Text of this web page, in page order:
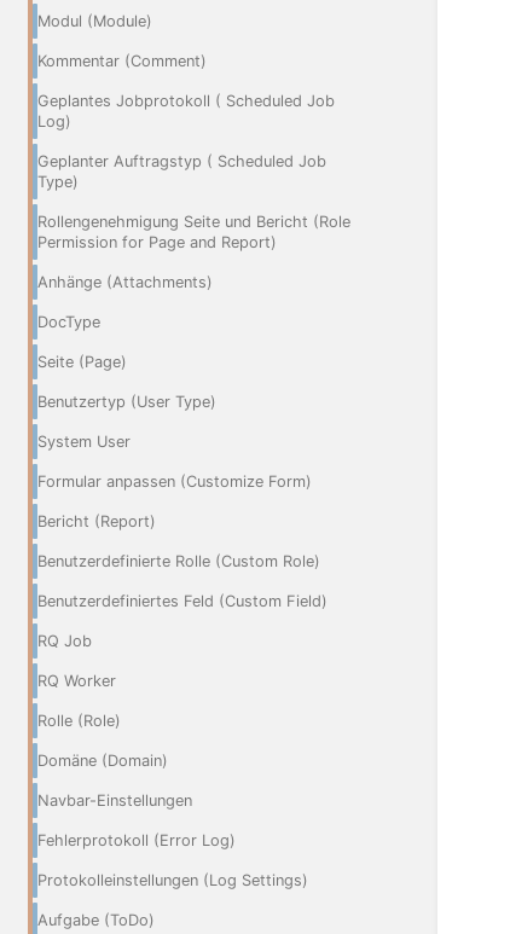
Modul (Module)
Kommentar (Comment)
Geplantes Jobprotokoll ( Scheduled Job
Log)
Geplanter Auftragstyp ( Scheduled Job
Type)
Rollengenehmigung Seite und Bericht (Role
Permission for Page and Report)
Anhänge (Attachments)
DocType
Seite (Page)
Benutzertyp (User Type)
System User
Formular anpassen (Customize Form)
Bericht (Report)
Benutzerdefinierte Rolle (Custom Role)
Benutzerdefiniertes Feld (Custom Field)
RQ Job
RQ Worker
Rolle (Role)
Domäne (Domain)
Navbar-Einstellungen
Fehlerprotokoll (Error Log)
Protokolleinstellungen (Log Settings)
Aufgabe (ToDo)